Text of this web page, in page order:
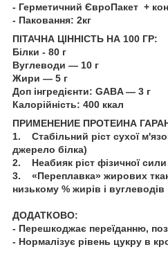
- Герметичний ЄвроПакет +
- Паковання: 2кг
ПІТАЧНА ЦІННІСТЬ НА 100 ГР:
Білки - 80 г
Вуглеводи — 10 г
Жири — 5 г
Доп інгредієнти: GABA — 3 г
Калорійність: 400 ккал
ПРИМЕНЕНИЕ ПРОТЕИНА
1. Стабільний ріст сухої
джерело білка)
2. Неабияк ріст фізичної сили
3. «Переплавка» жирових
низькому % жирів і вуглеводів
ДОДАТКОВО:
- Перешкоджає переїданню,
- Нормалізує рівень цукру в